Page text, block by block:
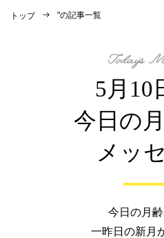
トップ "の記事一覧
5月10
今日の
メッ
今日の月齢
一昨日の新月